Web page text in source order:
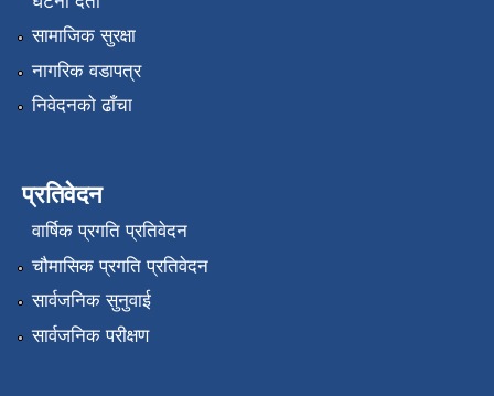
सामाजिक सुरक्षा
नागरिक वडापत्र
निवेदनको ढाँचा
प्रतिवेदन
वार्षिक प्रगति प्रतिवेदन
चौमासिक प्रगति प्रतिवेदन
सार्वजनिक सुनुवाई
सार्वजनिक परीक्षण